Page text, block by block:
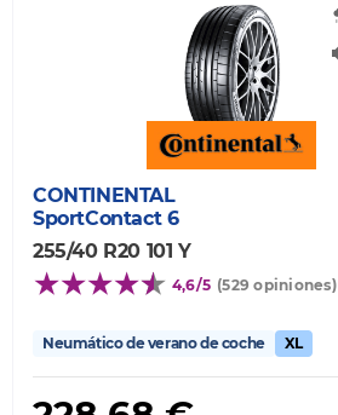
CONTINENTAL
SportContact 6
255/40 R20 101 Y
4,6/5 (529 opiniones)
Neumático de verano de coche XL